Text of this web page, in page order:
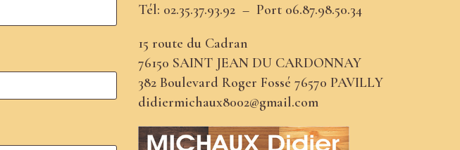
Tél: 02.35.37.93.92 – Port06.87.98.50.34
15 route du Cadran
76150 SAINT JEAN DU CARDONNAY
382 Boulevard Roger Fossé 76570 PAVILLY
didiermichaux8002@gmail.com